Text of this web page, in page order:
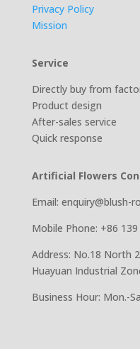
Privacy Policy
Mission
Service
Directly buy from
Product design
After-sales service
Quick response
Artificial Flowers
Email: enquiry@blush-
Mobile Phone: +86
Address: No.18 North
Huayuan Industrial
Business Hour: Mon.-